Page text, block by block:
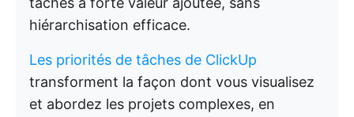
hiérarchisation efficace.
Les priorités de tâches de ClickUp
transforment la façon dont vous visualisez
et abordez les projets complexes, en